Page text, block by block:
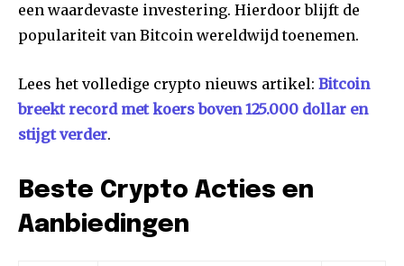
een waardevaste investering. Hierdoor blijft de
populariteit van Bitcoin wereldwijd toenemen.
Lees het volledige crypto nieuws artikel: Bitcoin
breekt record met koers boven 125.000 dollar en
stijgt verder.
Beste Crypto Acties en
Aanbiedingen